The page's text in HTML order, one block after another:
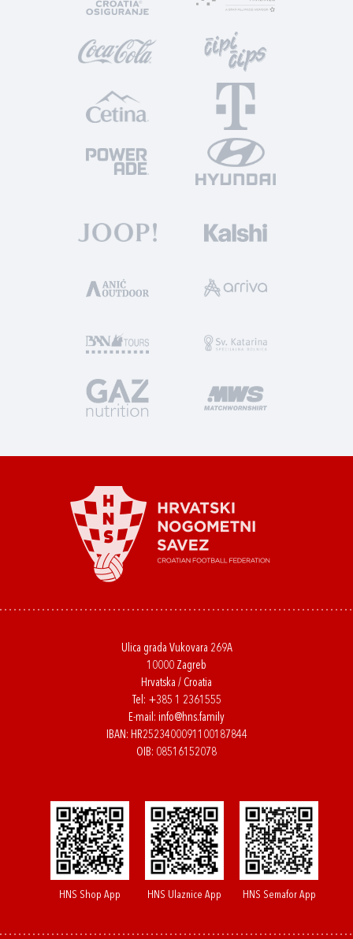
Ulica grada Vukovara 269A
10000 Zagreb
Hrvatska / Croatia
Tel: +385 1 2361555
E-mail: info@hns.family
IBAN: HR2523400091100187844
OIB: 08516152078
HNS Shop App HNS Ulaznice App HNS Semafor App